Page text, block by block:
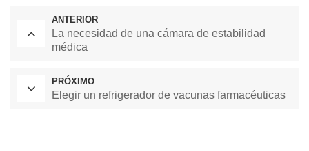
ANTERIOR
La necesidad de una cámara de estabilidad
médica
PRÓXIMO
Elegir un refrigerador de vacunas farmacéuticas